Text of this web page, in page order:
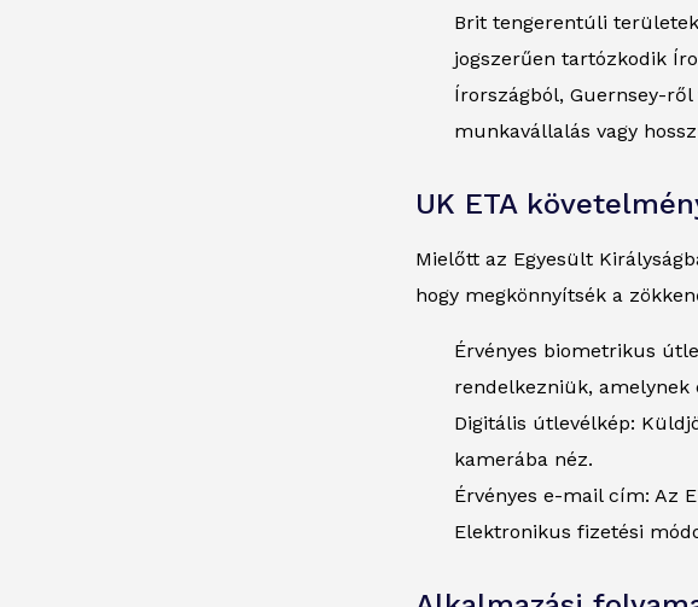
Brit tengerentúli
jogszerűen tartózkodik
Írországból, Guernsey-
munkavállalás vagy
UK ETA
Mielőtt az Egyesült
hogy megkönnyítsék a
Érvényes biometrikus
rendelkezniük,
Digitális útlevélkép:
kamerába néz.
Érvényes e-mail cím: Az
Elektronikus fizetési